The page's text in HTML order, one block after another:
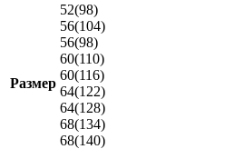
Размер
52(98)
56(104)
56(98)
60(110)
60(116)
64(122)
64(128)
68(134)
68(140)